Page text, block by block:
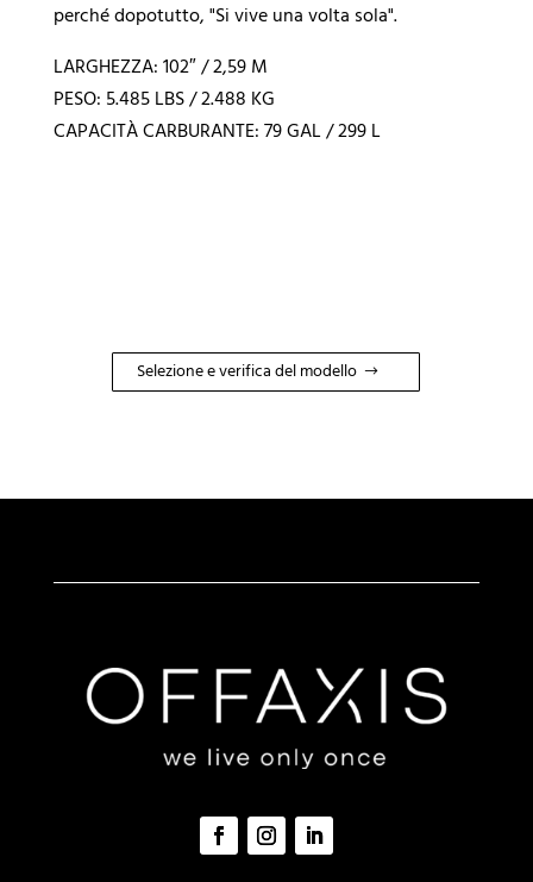
perché dopotutto, "Si vive una volta sola".
LARGHEZZA: 102″ / 2,59 M
PESO: 5.485 LBS / 2.488 KG
CAPACITÀ CARBURANTE: 79 GAL / 299 L
Selezione e verifica del modello